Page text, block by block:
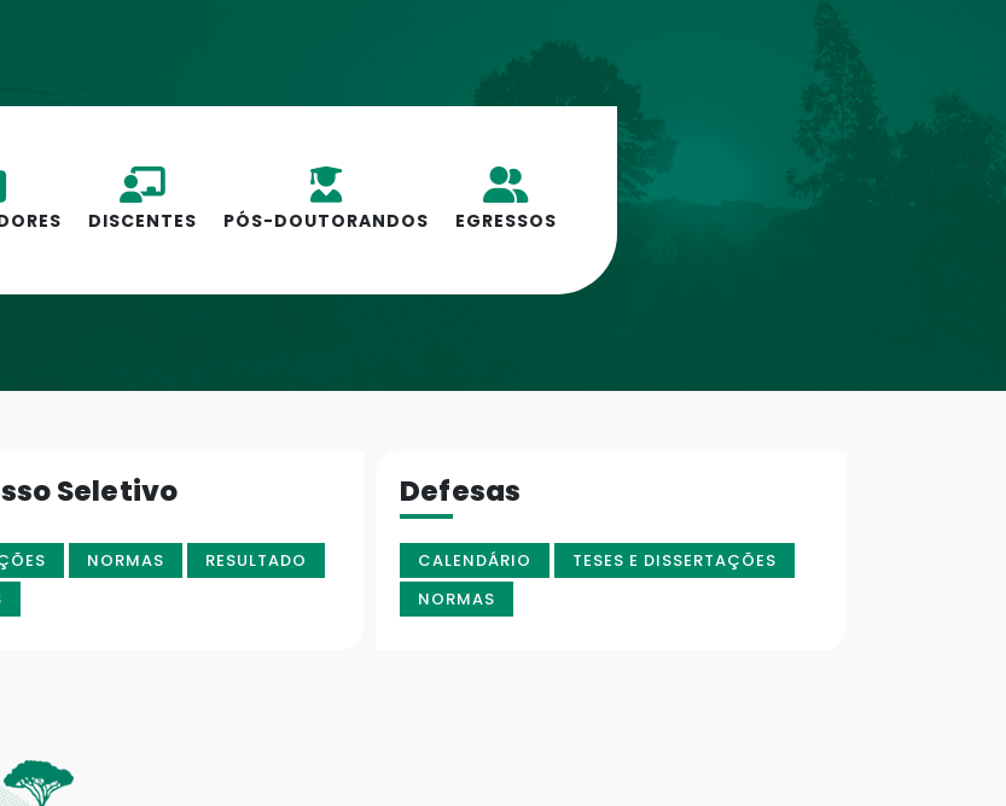
DISCENTES PÓS-DOUTORANDOS EGRESSOS
Seletivo
NORMAS
RESULTADO
Defesas
CALENDÁRIO
TESES E DISSERTAÇÕES
NORMAS